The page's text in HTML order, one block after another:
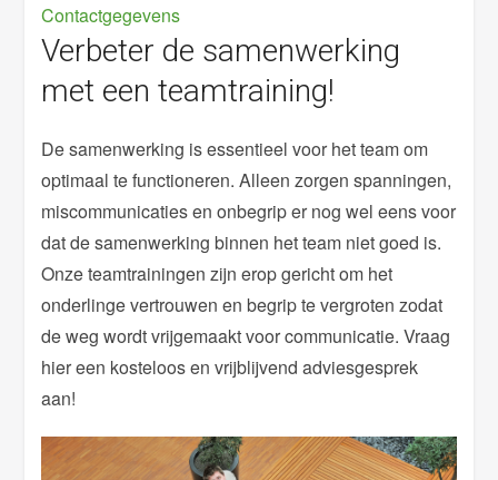
Contactgegevens
Verbeter de samenwerking
met een teamtraining!
De samenwerking is essentieel voor het team om
optimaal te functioneren. Alleen zorgen spanningen,
miscommunicaties en onbegrip er nog wel eens voor
dat de samenwerking binnen het team niet goed is.
Onze teamtrainingen zijn erop gericht om het
onderlinge vertrouwen en begrip te vergroten zodat
de weg wordt vrijgemaakt voor communicatie. Vraag
hier een kosteloos en vrijblijvend adviesgesprek
aan!